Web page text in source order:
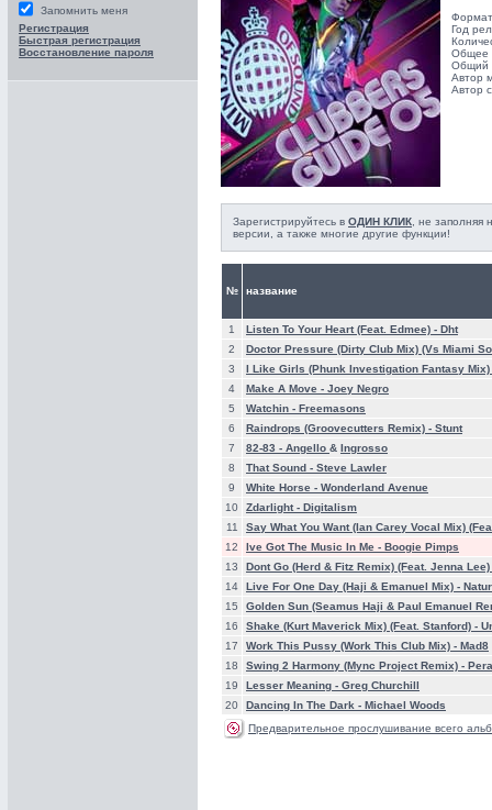
Запомнить меня
Регистрация
Быстрая регистрация
Восстановление пароля
Год
Общее
Общий
Автор
Автор
Зарегистрируйтесь в ОДИН КЛИК , не
версии, а также многие другие функции!
№ название
1 Listen To Your Heart (Feat. Edmee) - Dht
2
Doctor Pressure (Dirty Club Mix) (Vs Miami
3
I Like Girls (Phunk Investigation Fantasy
4
Make A Move - Joey Negro
5
Watchin - Freemasons
6
Raindrops (Groovecutters Remix) - Stunt
7
82-83 - Angello & Ingrosso
8
That Sound - Steve Lawler
9
White Horse - Wonderland Avenue
10
Zdarlight - Digitalism
11
Say What You Want (Ian Carey Vocal Mix)
12
Ive Got The Music In Me - Boogie Pimps
13
Dont Go (Herd & Fitz Remix) (Feat. Jenna
14
Live For One Day (Haji & Emanuel Mix) -
15
Golden Sun (Seamus Haji & Paul Emanuel
16
Shake (Kurt Maverick Mix) (Feat. Stanford) -
17
Work This Pussy (Work This Club Mix) - Mad8
18
Swing 2 Harmony (Mync Project Remix) -
19
Lesser Meaning - Greg Churchill
20
Dancing In The Dark - Michael Woods
Предварительное прослушивание всего